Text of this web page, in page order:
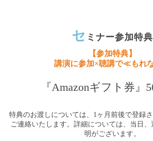
セ ミナー参加特典
【参加特典】
講演に参加×聴講で≪もれ
『Amazonギフト券』
特典のお渡しについては、1ヶ月前後で登録
ご連絡いたします。詳細については、当日
明がございます。